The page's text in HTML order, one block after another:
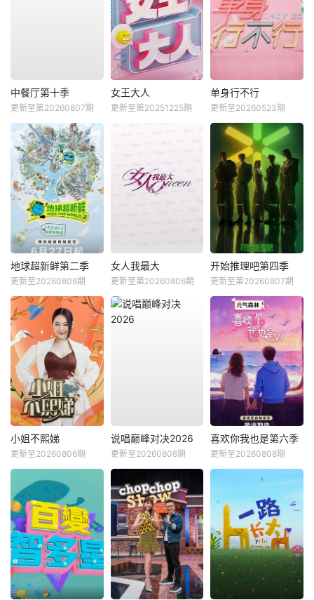
中餐厅第十季
更新至第20260807期
女王大人
更新至第20251225期
单身行不行
更新至20260523期
地球超新鲜第二季
更新至20260808期
女人我最大
更新至第20260806期
开始推理吧第四季
更新至第20260807期
小姐不熙娣
更新至20260806期
说唱巅峰对决2026
更新至20260808期
喜欢你我也是第六季
更新至20260808期